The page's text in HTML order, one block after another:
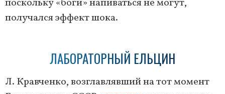
поскольку «боги» напиваться не могут,
получался эффект шока.
ЛАБОРАТОРНЫЙ ЕЛЬЦИН
Л. Кравченко, возглавлявший на тот момент